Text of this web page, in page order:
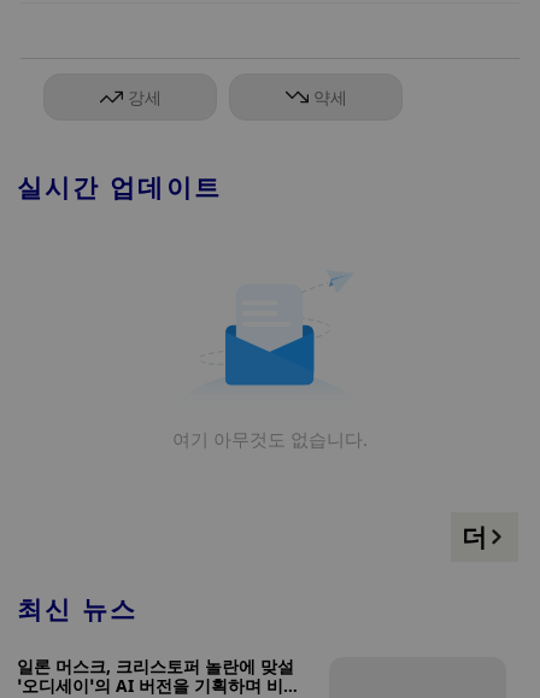
강세 약세
실시간 업데이트
여기 아무것도 없습니다.
더
최신 뉴스
일론 머스크, 크리스토퍼 놀란에 맞설
‘오디세이’의 AI 버전을 기획하며 비판